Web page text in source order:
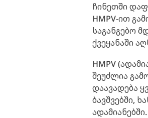
ჩინეთში
HMPV-ით
საგანგებო
ქვეყანაში
HMPV
შეუძლია
დაავადება
ბავშვებში,
ადამიანებში.